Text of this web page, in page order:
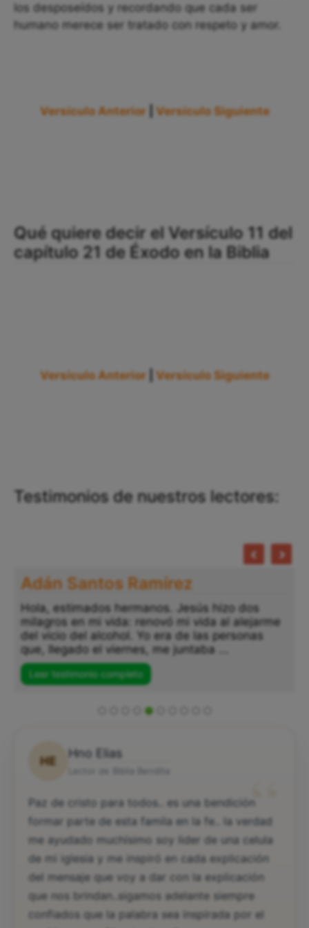
los desposeídos y recordando que cada ser
humano merece ser tratado con respeto y amor.
Versículo Anterior Versículo Siguiente
Qué quiere decir el Versículo 11 del
capítulo 21 de Éxodo en la Biblia
Versículo Anterior Versículo Siguiente
Testimonios de nuestros lectores:
Adán Santos Ramírez
Hola, estimados hermanos. Jesús hizo dos
milagros en mi vida: renovó mi vida al alejarme
del vicio del alcohol. Yo era de las personas
que, llegado el viernes, me juntaba ...
Leer testimonio completo
HE
Hno Elias
“
Paz de cristo para todos.. es una bendición
formar parte de esta famila en la fe.. la verdad
me ayudado muchísimo soy lider de una celula
de mi iglesia y me inspiró en cada explicación
del mensaje que voy a dar con la explicación
que nos brindan..sigamos adelante siempre
confiados que la palabra sea inspirada por el